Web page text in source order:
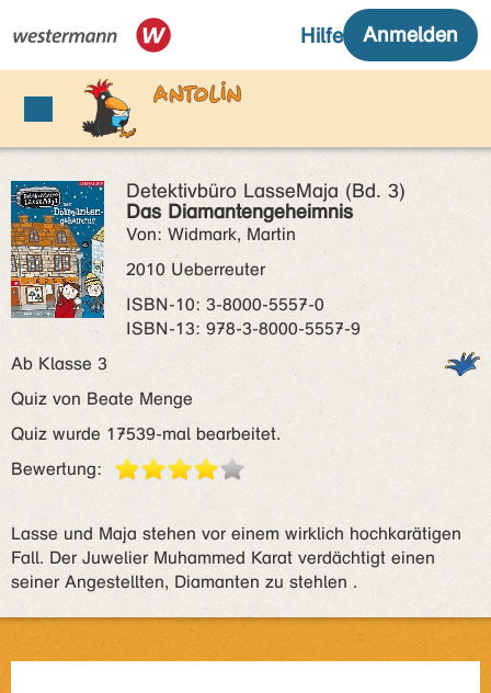
Detektivbüro LasseMaja (Bd. 3)
Das Diamantengeheimnis
Von: Widmark, Martin
2010 Ueberreuter
ISBN‑10: 3-8000-5557-0
ISBN‑13: 978-3-8000-5557-9
Ab Klasse 3
Quiz von Beate Menge
Quiz wurde 17539-mal bearbeitet.
Bewertung:
Lasse und Maja stehen vor einem wirklich hochkarätigen
Fall. Der Juwelier Muhammed Karat verdächtigt einen
seiner Angestellten, Diamanten zu stehlen .